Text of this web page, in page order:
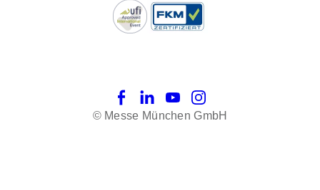
FacebookLinkedInYouTubeInstagram
© Messe München GmbH